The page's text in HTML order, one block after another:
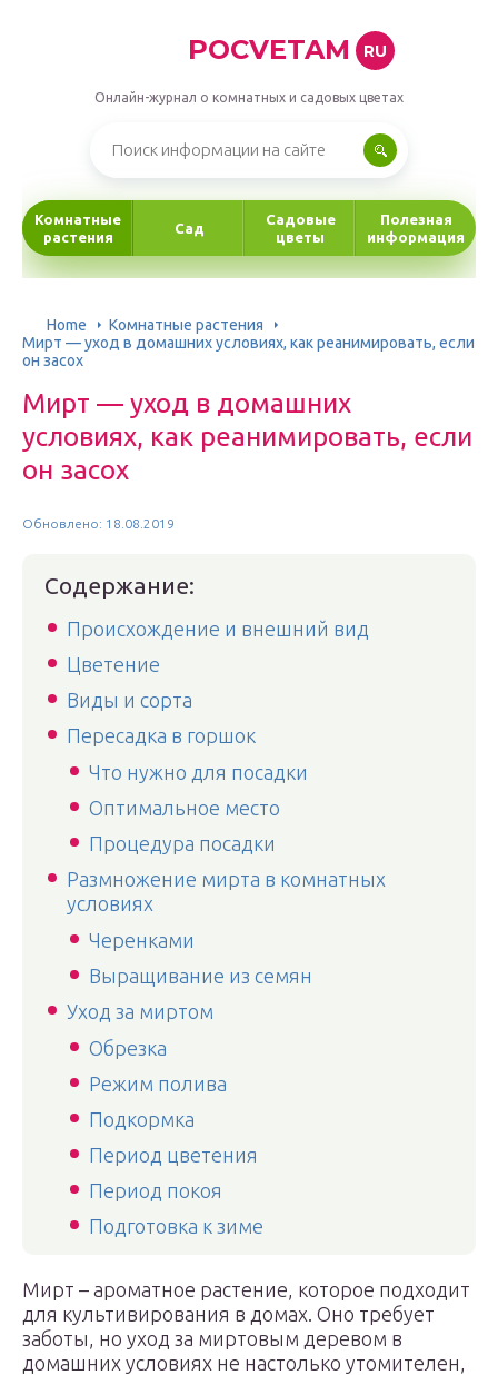
POCVETAM RU
Онлайн-журнал о комнатных и садовых цветах
Комнатные
растения
Сад
Садовые
цветы
Полезная
информация
Home
Комнатные растения
Мирт — уход в домашних условиях, как реанимировать, если
он засох
Мирт — уход в домашних
условиях, как реанимировать, если
он засох
Обновлено: 18.08.2019
Содержание:
Происхождение и внешний вид
Цветение
Виды и сорта
Пересадка в горшок
Что нужно для посадки
Оптимальное место
Процедура посадки
Размножение мирта в комнатных
условиях
Черенками
Выращивание из семян
Уход за миртом
Обрезка
Режим полива
Подкормка
Период цветения
Период покоя
Подготовка к зиме
Мирт – ароматное растение, которое подходит
для культивирования в домах. Оно требует
заботы, но уход за миртовым деревом в
домашних условиях не настолько утомителен,